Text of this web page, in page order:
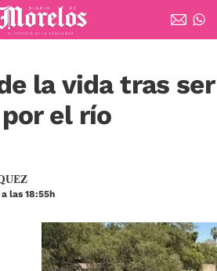
Morelos
la vida tras ser
el río
las 18:55h